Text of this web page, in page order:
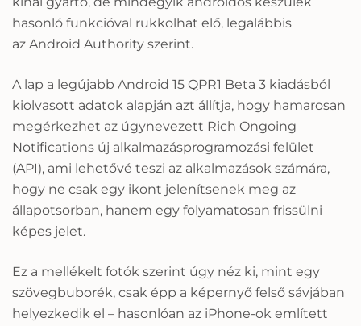
hasonló funkcióval rukkolhat elő, legalábbis
az Android Authority szerint.
A lap a legújabb Android 15 QPR1 Beta 3 kiadásból
kiolvasott adatok alapján azt állítja, hogy hamarosan
megérkezhet az úgynevezett Rich Ongoing
Notifications új alkalmazásprogramozási felület
(API), ami lehetővé teszi az alkalmazások számára,
hogy ne csak egy ikont jelenítsenek meg az
állapotsorban, hanem egy folyamatosan frissülni
képes jelet.
Ez a mellékelt fotók szerint úgy néz ki, mint egy
szövegbuborék, csak épp a képernyő felső sávjában
helyezkedik el – hasonlóan az iPhone-ok említett